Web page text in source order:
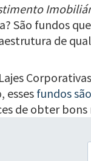
São fundos
de
esses fundos
de obter